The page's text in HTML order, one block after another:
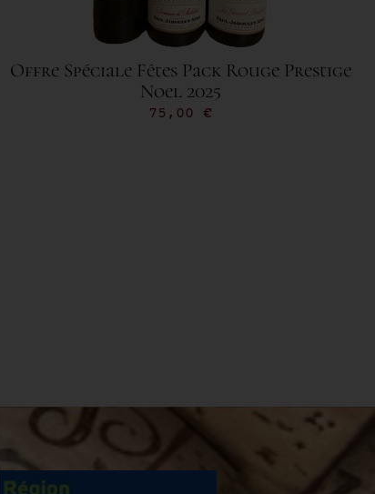
Offre Spéciale Fêtes Pack Rouge Prestige
Noel 2025
75,00 €